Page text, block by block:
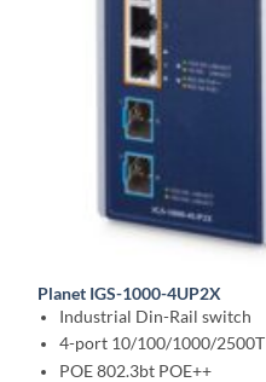
Planet IGS-1000-4UP2X
Industrial Din-Rail switch
4-port 10/100/1000/2500T
POE 802.3bt POE++